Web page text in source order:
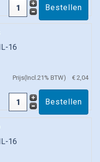
16
Prijs(Incl.21% BTW) € 2,04
16